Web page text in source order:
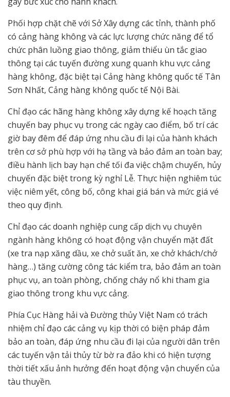
Phối hợp chặt chẽ với Sở Xây dựng các tỉnh, thành phố
có cảng hàng không và các lực lượng chức năng để tổ
chức phân luồng giao thông, giảm thiểu ùn tắc giao
thông tại các tuyến đường xung quanh khu vực cảng
hàng không, đặc biệt tại Cảng hàng không quốc tế Tân
Sơn Nhất, Cảng hàng không quốc tế Nội Bài.
Chỉ đạo các hãng hàng không xây dựng kế hoạch tăng
chuyến bay phục vụ trong các ngày cao điểm, bố trí các
giờ bay đêm để đáp ứng nhu cầu đi lại của hành khách
trên cơ sở phù hợp với hạ tầng và bảo đảm an toàn bay;
điều hành lịch bay hạn chế tối đa việc chậm chuyến, hủy
chuyến đặc biệt trong kỳ nghỉ Lễ. Thực hiện nghiêm túc
việc niêm yết, công bố, công khai giá bán và mức giá vé
theo quy định.
Chỉ đạo các doanh nghiệp cung cấp dịch vụ chuyên
ngành hàng không có hoạt động vận chuyển mặt đất
(xe tra nạp xăng dầu, xe chở suất ăn, xe chở khách/chở
hàng…) tăng cường công tác kiểm tra, bảo đảm an toàn
phục vụ, an toàn phòng, chống cháy nổ khi tham gia
giao thông trong khu vực cảng.
Phía Cục Hàng hải và Đường thủy Việt Nam có trách
nhiệm chỉ đạo các cảng vụ kịp thời có biện pháp đảm
bảo an toàn, đáp ứng nhu cầu đi lại của người dân trên
các tuyến vận tải thủy từ bờ ra đảo khi có hiện tượng
thời tiết xấu ảnh hưởng đến hoạt động vận chuyển của
tàu thuyền.